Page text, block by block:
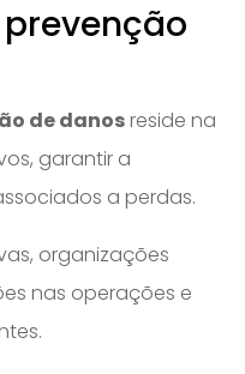
de danosreside na
garantir a
a perdas.
organizações
nas operações e